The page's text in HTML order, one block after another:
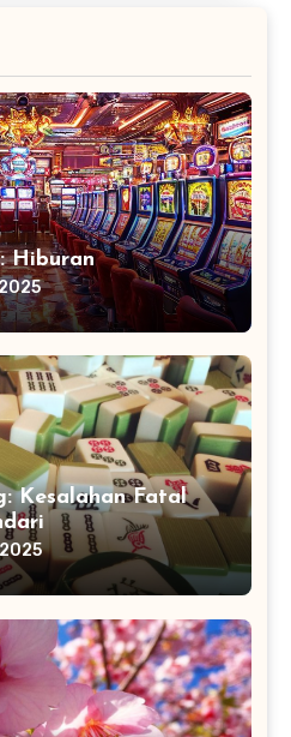
Hiburan
Kesalahan Fatal